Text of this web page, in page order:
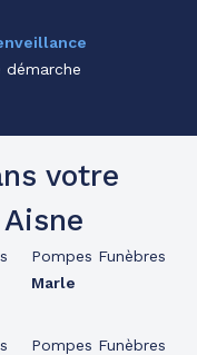
votre
Pompes Funèbres
Marle
Pompes Funèbres